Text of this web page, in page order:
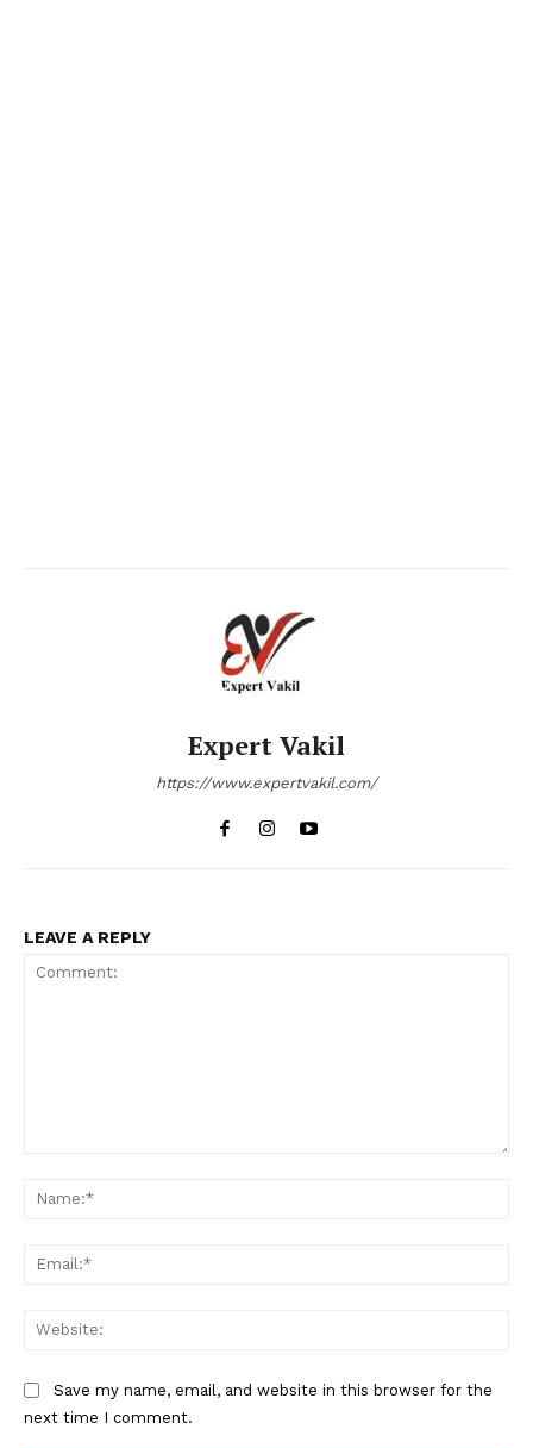
Expert Vakil
https://www.expertvakil.com/
LEAVE A REPLY
Save my name, email, and website in this browser for the
next time I comment.